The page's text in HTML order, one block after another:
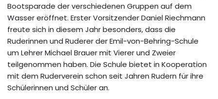
Bootsparade der verschiedenen Gruppen auf dem
Wasser eröffnet. Erster Vorsitzender Daniel Riechmann
freute sich in diesem Jahr besonders, dass die
Ruderinnen und Ruderer der Emil-von-Behring-Schule
um Lehrer Michael Brauer mit Vierer und Zweier
teilgenommen haben. Die Schule bietet in Kooperation
mit dem Ruderverein schon seit Jahren Rudern für ihre
Schülerinnen und Schüler an.